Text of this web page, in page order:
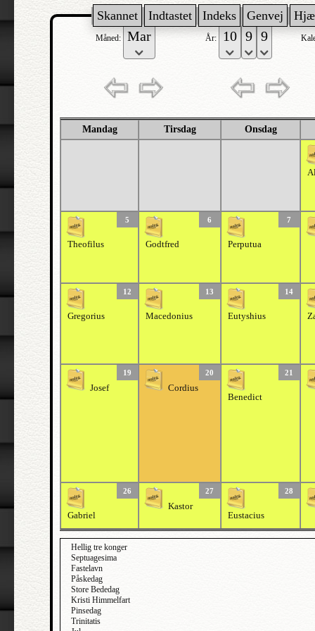
Skannet Indtastet Indeks Genvej
Måned: År:
Mandag Tirsdag Onsdag
5
Theofilus
6
Godtfred
7
Perputua
12
Gregorius
13
Macedonius
14
Eutyshius
19
Josef
20
Cordius
21
Benedict
26
Gabriel
27
Kastor
28
Eustacius
Hellig tre konger
Septuagesima
Fastelavn
Påskedag
Store Bededag
Kristi Himmelfart
Pinsedag
Trinitatis